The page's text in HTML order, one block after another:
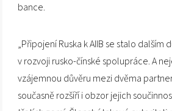
bance.
„Připojení Ruska k AIIB se stalo dalším
v rozvoji rusko-čínské spolupráce. A
vzájemnou důvěru mezi dvěma
současně rozšíří i obzor jejich